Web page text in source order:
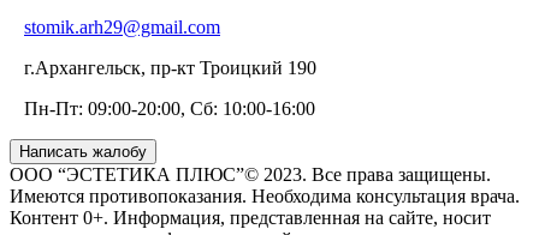
stomik.arh29@gmail.com
г.Архангельск, пр-кт Троицкий 190
Пн-Пт: 09:00-20:00, Сб: 10:00-16:00
Написать жалобу
ООО “ЭСТЕТИКА ПЛЮС”© 2023. Все права защищены.
Имеются противопоказания. Необходима консультация врача.
Контент 0+. Информация, представленная на сайте, носит